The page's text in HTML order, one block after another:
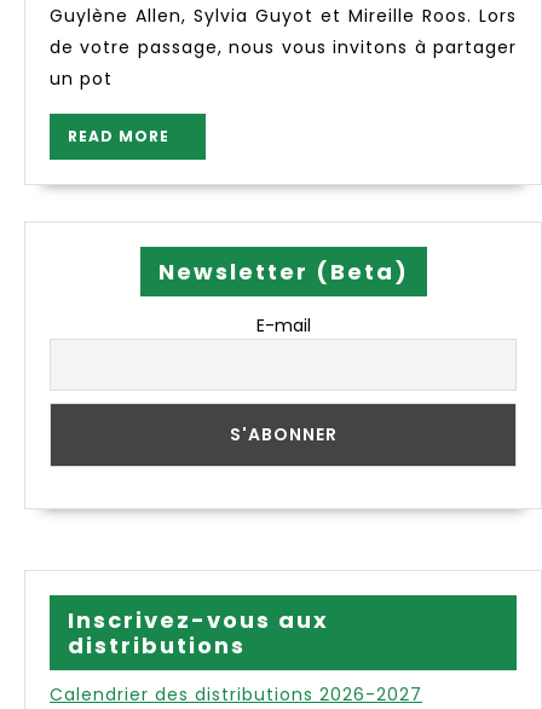
Guylène Allen, Sylvia Guyot et Mireille Roos. Lors
de votre passage, nous vous invitons à partager
un pot
READ MORE
MORE
Newsletter (Beta)
E-mail
Inscrivez-vous aux
distributions
Calendrier des distributions 2026-2027